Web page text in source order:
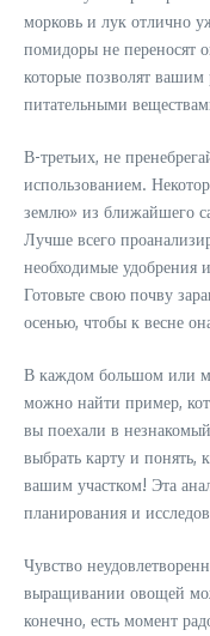
морковь и лук отлично
помидоры не переносят
которые позволят вашим
питательными
В-третьих, не
использованием.
землю» из ближайшего
Лучше всего
необходимые удобрения
Готовьте свою почву
осенью, чтобы к весне
В каждом большом или
можно найти пример,
вы поехали в
выбрать карту и
вашим участком! Эта
планирования и
Чувство
выращивании овощей
конечно, есть момент